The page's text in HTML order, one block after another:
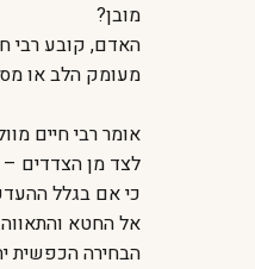
מובן?
האדם, קובע רבי
מעומק הלב או
אומר רבי חיים
לצד מן הצדדים –
כי אם בגלל
אל החטא
הבחירה הכפשית